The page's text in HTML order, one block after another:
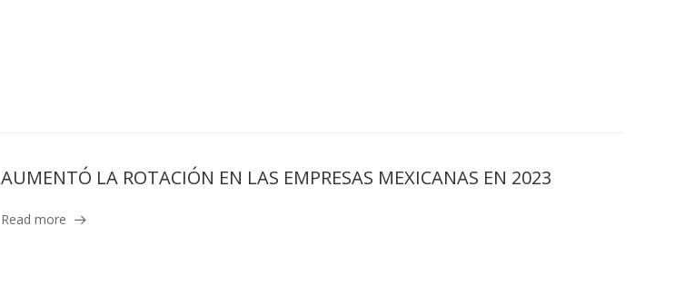
AUMENTÓ LA ROTACIÓN EN LAS EMPRESAS MEXICANAS EN 2023
Read more